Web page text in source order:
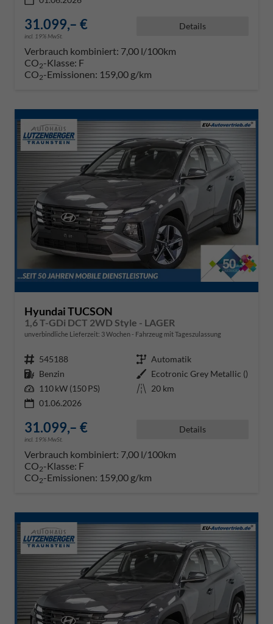
31.099,– €
incl. 19% MwSt.
Details
Verbrauch kombiniert: 7,00 l/100km
CO2-Klasse: F
CO2-Emissionen: 159,00 g/km
Hyundai TUCSON
1,6 T-GDi DCT 2WD Style - LAGER
unverbindliche Lieferzeit: 3 Wochen Fahrzeug mit Tageszulassung
Fahrzeugnr. 545188 Getriebe Automatik
Kraftstoff Benzin Außenfarbe Ecotronic Grey Metallic ()
Leistung 110 kW (150 PS) Kilometerstand 20 km
01.06.2026
31.099,– €
incl. 19% MwSt.
Details
Verbrauch kombiniert: 7,00 l/100km
CO2-Klasse: F
CO2-Emissionen: 159,00 g/km